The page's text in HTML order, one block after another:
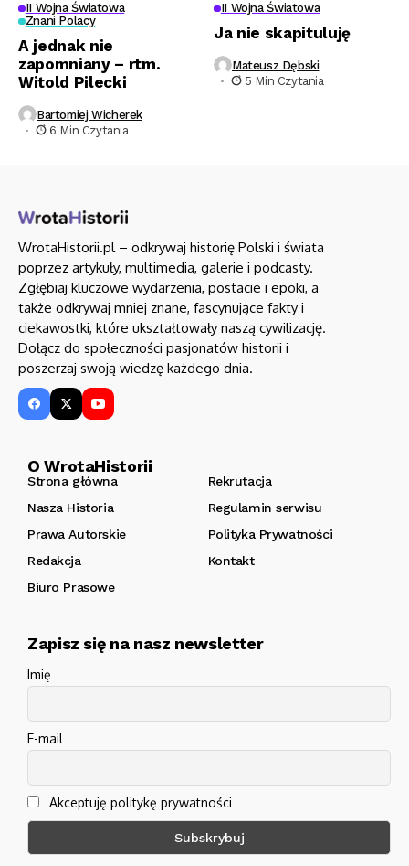
II Wojna Światowa
Znani Polacy
A jednak nie
zapomniany – rtm.
Witold Pilecki
Bartomiej Wicherek
6 Min Czytania
II Wojna Światowa
Ja nie skapituluję
Mateusz Dębski
5 Min Czytania
WrotaHistorii.pl – odkrywaj historię Polski i świata
poprzez artykuły, multimedia, galerie i podcasty.
Zgłębiaj kluczowe wydarzenia, postacie i epoki, a
także odkrywaj mniej znane, fascynujące fakty i
ciekawostki, które ukształtowały naszą cywilizację.
Dołącz do społeczności pasjonatów historii i
poszerzaj swoją wiedzę każdego dnia.
O WrotaHistorii
Strona główna
Rekrutacja
Nasza Historia
Regulamin serwisu
Prawa Autorskie
Polityka Prywatności
Redakcja
Kontakt
Biuro Prasowe
Zapisz się na nasz newsletter
Imię
E-mail
Akceptuję politykę prywatności